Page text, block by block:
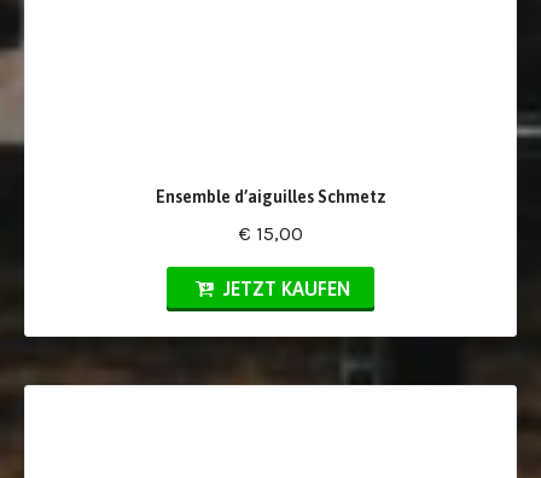
Ensemble d’aiguilles Schmetz
€ 15,00
JETZT KAUFEN